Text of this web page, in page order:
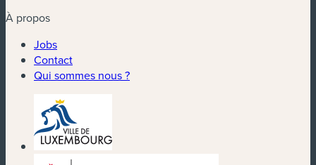
À propos
Jobs
Contact
Qui sommes nous ?